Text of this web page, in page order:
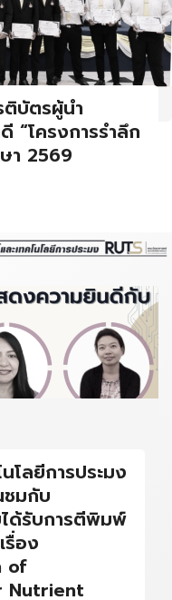
บัตรผู้นำ
“โครงการรำลึก
า 2569
โลยีการประมง
มกับ
ด้รับการตีพิมพ์
รื่อง
of
Nutrient